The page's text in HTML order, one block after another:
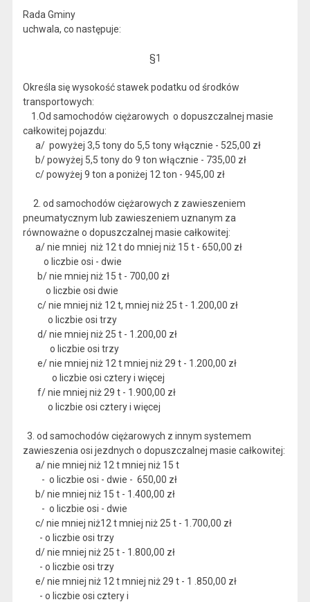
Rada Gminy
uchwala, co następuje:
§1
Określa się wysokość stawek podatku od środków
transportowych:
1.Od samochodów ciężarowych o dopuszczalnej masie
całkowitej pojazdu:
a/ powyżej 3,5 tony do 5,5 tony włącznie - 525,00 zł
b/ powyżej 5,5 tony do 9 ton włącznie - 735,00 zł
c/ powyżej 9 ton a poniżej 12 ton - 945,00 zł
2. od samochodów ciężarowych z zawieszeniem
pneumatycznym lub zawieszeniem uznanym za
równoważne o dopuszczalnej masie całkowitej:
a/ nie mniej niż 12 t do mniej niż 15 t - 650,00 zł
o liczbie osi - dwie
b/ nie mniej niż 15 t - 700,00 zł
o liczbie osi dwie
c/ nie mniej niż 12 t, mniej niż 25 t - 1.200,00 zł
o liczbie osi trzy
d/ nie mniej niż 25 t - 1.200,00 zł
o liczbie osi trzy
e/ nie mniej niż 12 t mniej niż 29 t - 1.200,00 zł
o liczbie osi cztery i więcej
f/ nie mniej niż 29 t - 1.900,00 zł
o liczbie osi cztery i więcej
3. od samochodów ciężarowych z innym systemem
zawieszenia osi jezdnych o dopuszczalnej masie całkowitej:
a/ nie mniej niż 12 t mniej niż 15 t
- o liczbie osi - dwie - 650,00 zł
b/ nie mniej niż 15 t - 1.400,00 zł
- o liczbie osi - dwie
c/ nie mniej niż12 t mniej niż 25 t - 1.700,00 zł
- o liczbie osi trzy
d/ nie mniej niż 25 t - 1.800,00 zł
- o liczbie osi trzy
e/ nie mniej niż 12 t mniej niż 29 t - 1 .850,00 zł
- o liczbie osi cztery i